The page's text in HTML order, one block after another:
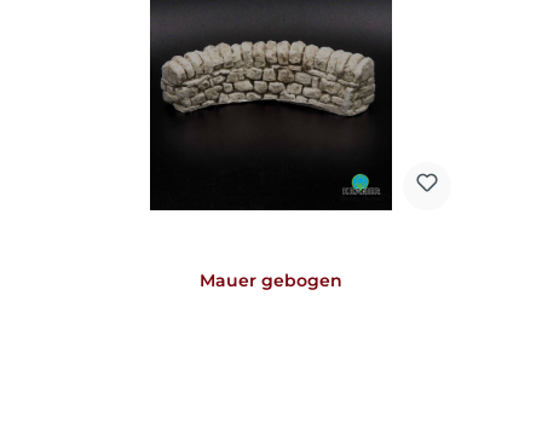
Mauer gebogen